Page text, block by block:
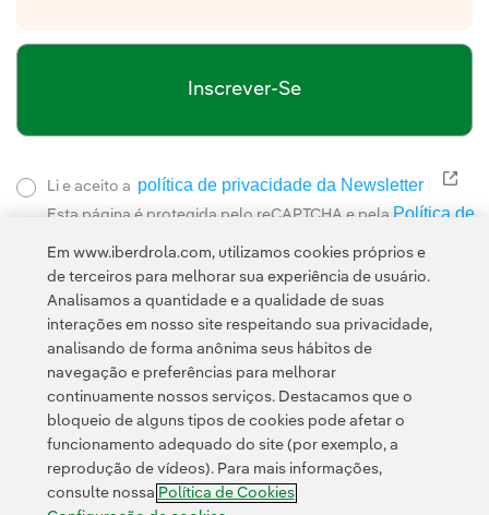
Inscrever-Se
Li e aceito a política de privacidade da Newsletter Link
Esta página é protegida pelo reCAPTCHA e pela Política de
Contato Clientes Política de Privacidade Informação legal
Política de cookies Configuração de cookies Acessibilidade
Canal de denúncias
Em www.iberdrola.com, utilizamos cookies próprios e
de terceiros para melhorar sua experiência de usuário.
Analisamos a quantidade e a qualidade de suas
interações em nosso site respeitando sua privacidade,
analisando de forma anônima seus hábitos de
navegação e preferências para melhorar
continuamente nossos serviços. Destacamos que o
bloqueio de alguns tipos de cookies pode afetar o
funcionamento adequado do site (por exemplo, a
reprodução de vídeos). Para mais informações,
consulte nossa Política de Cookies